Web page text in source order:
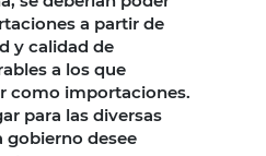
a partir de
y calidad de
a los que
como importaciones.
para las diversas
gobierno desee